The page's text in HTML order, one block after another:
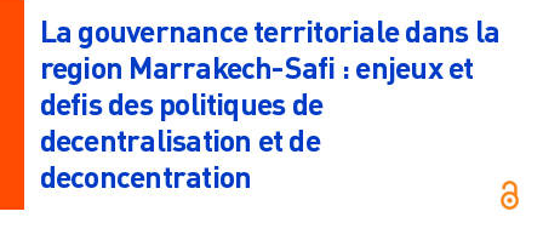
La gouvernance territoriale dans la
region Marrakech-Safi : enjeux et
defis des politiques de
decentralisation et de
deconcentration